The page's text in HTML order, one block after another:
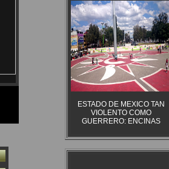
ESTADO DE MEXICO TAN
VIOLENTO COMO
GUERRERO: ENCINAS